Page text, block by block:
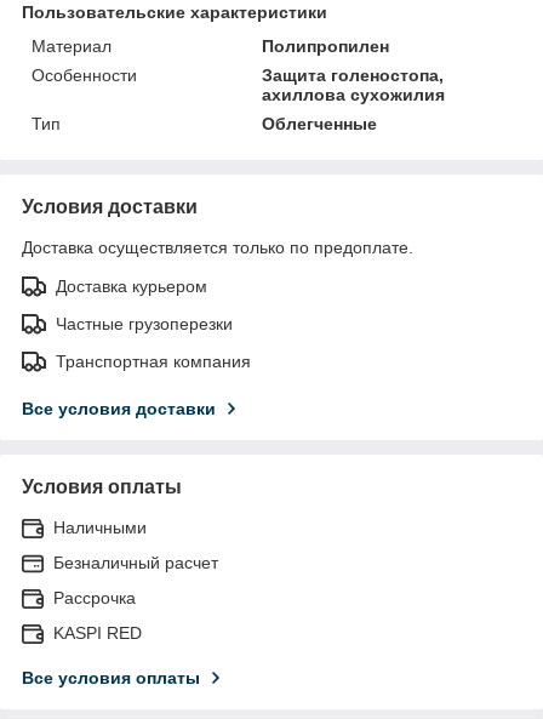
Пользовательские характеристики
Материал
Полипропилен
Особенности
Защита голеностопа,
ахиллова сухожилия
Тип
Облегченные
Условия доставки
Доставка осуществляется только по предоплате.
Доставка курьером
Частные грузоперезки
Транспортная компания
Все условия доставки
Условия оплаты
Наличными
Безналичный расчет
Рассрочка
KASPI RED
Все условия оплаты